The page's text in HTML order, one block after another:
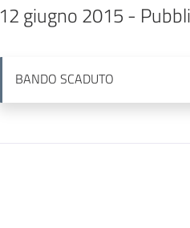
12 giugno 2015 -
BANDO SCADUTO